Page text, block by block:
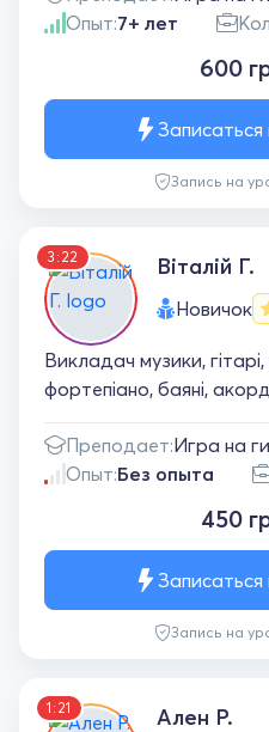
Опыт:7+ лет
600
Запись на
Записаться
3:22 Віталій Г.
Новичок
Викладач музики,
фортепіано, баяні,
Преподает:Игра на
Опыт:Без опыта
450
Запись на
Записаться
1:21 Ален Р.